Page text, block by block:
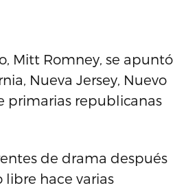
Mitt Romney, se apuntó
Nueva Jersey, Nuevo
primarias republicanas
de drama después
hace varias